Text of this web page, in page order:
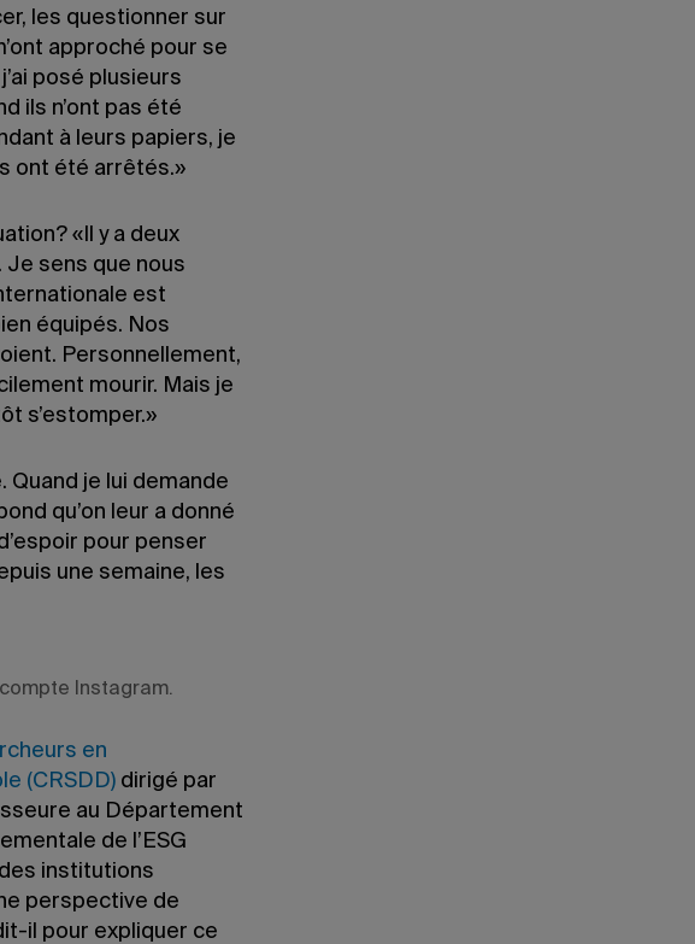
les questionner sur
approché pour se
posé plusieurs
ils n’ont pas été
à leurs papiers, je
ont été arrêtés.»
«Il y a deux
sens que nous
est
équipés. Nos
Personnellement,
mourir. Mais je
s’estomper.»
Quand je lui demande
qu’on leur a donné
pour penser
une semaine, les
Instagram.
en
(CRSDD) dirigé par
au Département
de l’ESG
institutions
perspective de
il pour expliquer ce